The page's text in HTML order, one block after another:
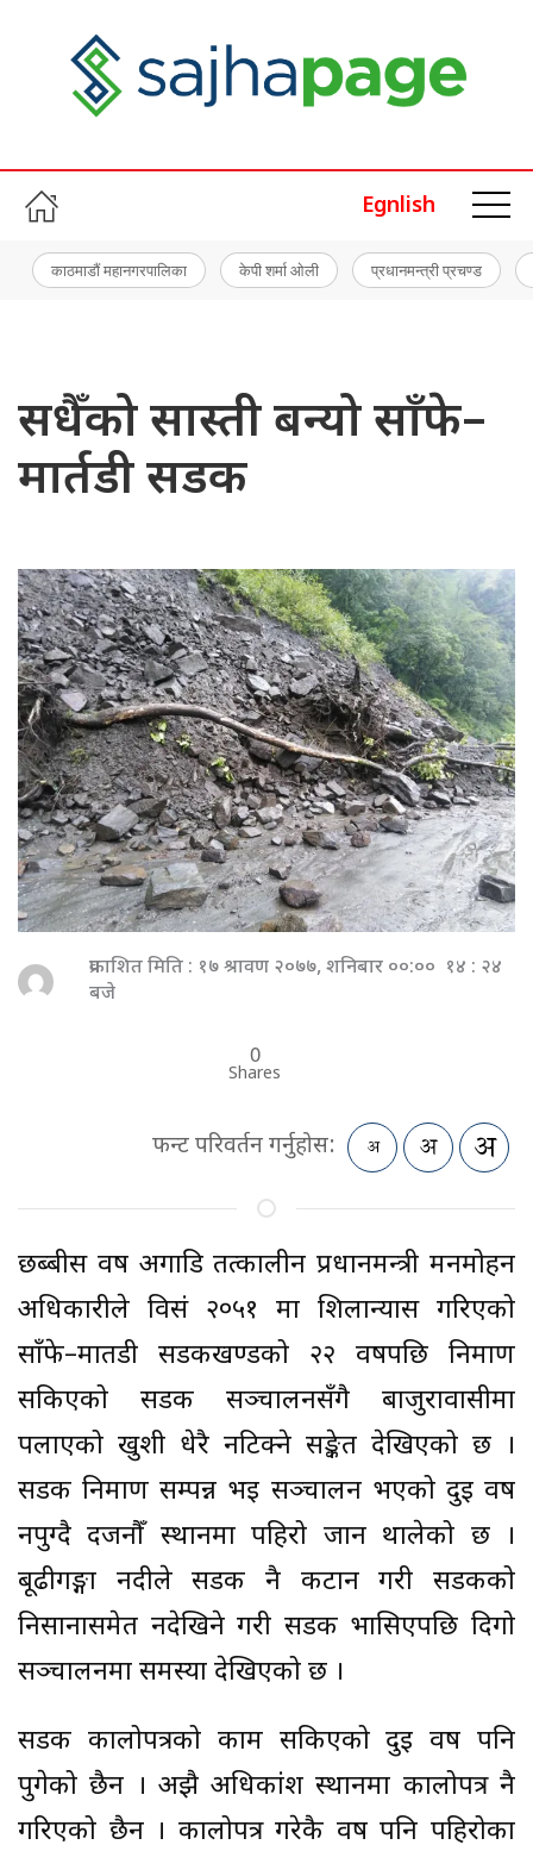
Egnlish
काठमाडौं महानगरपालिका केपी शर्मा ओली प्रधानमन्त्री प्रचण्ड
सधैँको सास्ती बन्यो साँफे–
मार्तडी सडक
प्रकाशित मिति : १७ श्रावण २०७७, शनिबार ००:०० १४ : २४
बजे
0
Shares
फन्ट परिवर्तन गर्नुहोस:
छब्बीस वर्ष अगाडि तत्कालीन प्रधानमन्त्री मनमोहन
अधिकारीले विसं २०५१ मा शिलान्यास गरिएको
साँफे–मार्तडी सडकखण्डको २२ वर्षपछि निर्माण
सकिएको सडक सञ्चालनसँगै बाजुरावासीमा
पलाएको खुशी धेरै नटिक्ने सङ्केत देखिएको छ ।
सडक निर्माण सम्पन्न भई सञ्चालन भएको दुई वर्ष
नपुग्दै दर्जनौँ स्थानमा पहिरो जान थालेको छ ।
बूढीगङ्गा नदीले सडक नै कटान गरी सडकको
निसानासमेत नदेखिने गरी सडक भासिएपछि दिगो
सञ्चालनमा समस्या देखिएको छ ।
सडक कालोपत्रको काम सकिएको दुई वर्ष पनि
पुगेको छैन । अझै अधिकांश स्थानमा कालोपत्र नै
गरिएको छैन । कालोपत्र गरेकै वर्ष पनि पहिरोका